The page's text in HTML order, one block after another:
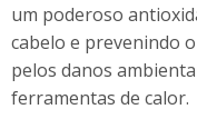
um poderoso
cabelo e prevenindo
pelos danos
ferramentas de calor.